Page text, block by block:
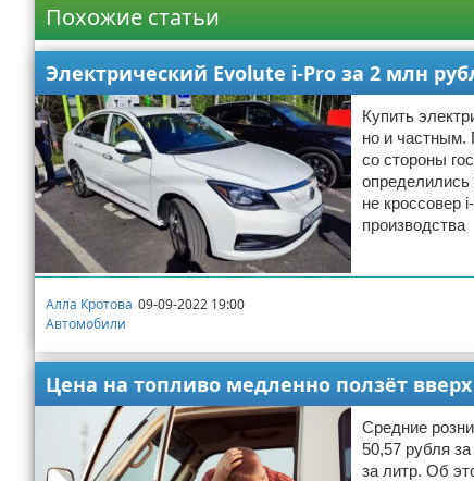
Похожие статьи
Электрический Evolute i-Pro за 2 млн
Купить
но и частным.
со стороны
не кроссовер
производства
Алла Кротова 09-09-2022 19:00
Автомобили
Цена на топливо медленно ползёт вверх
Средние
50,57 рубля
за литр. Об